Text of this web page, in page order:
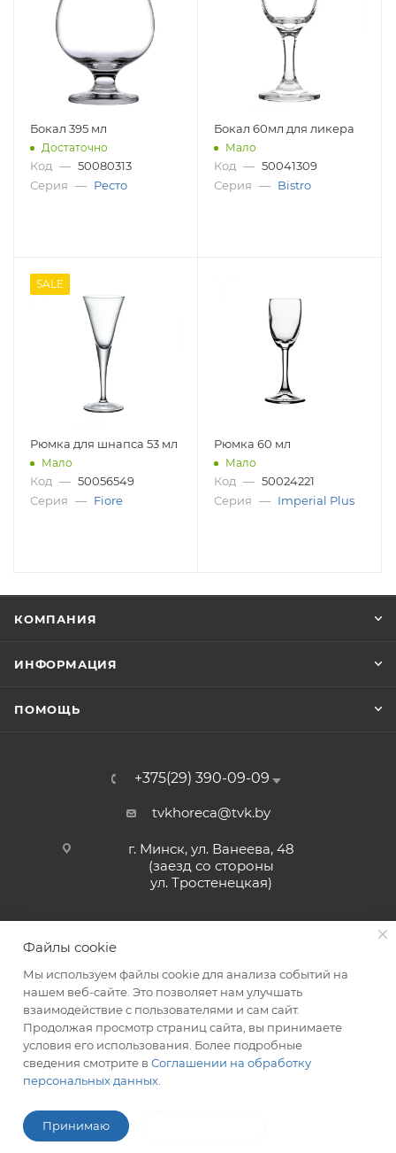
Бокал 395 мл
Достаточно
Код — 50080313
Серия — Ресто
Бокал 60мл для ликера
Мало
Код — 50041309
Серия — Bistro
SALE
Рюмка для шнапса 53 мл
Мало
Код — 50056549
Серия — Fiore
Рюмка 60 мл
Мало
Код — 50024221
Серия — Imperial Plus
КОМПАНИЯ
ИНФОРМАЦИЯ
ПОМОЩЬ
+375(29) 390-09-09
tvkhoreca@tvk.by
г. Минск, ул. Ванеева, 48
(заезд со стороны
ул. Тростенецкая)
2026 © ЗАО «ТВК»
Файлы cookie
Мы используем файлы cookie для анализа событий на
нашем веб-сайте. Это позволяет нам улучшать
взаимодействие с пользователями и сам сайт.
Продолжая просмотр страниц сайта, вы принимаете
условия его использования. Более подробные
сведения смотрите в Соглашении на обработку
персональных данных
Принимаю